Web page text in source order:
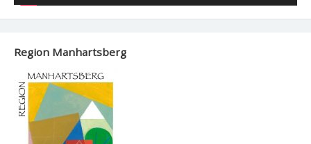
Region Manhartsberg